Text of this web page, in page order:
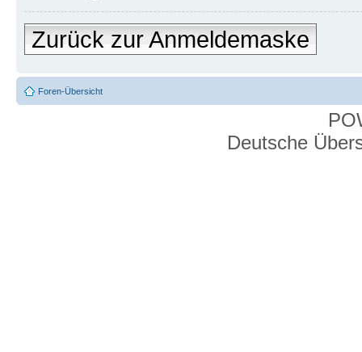
Zurück zur Anmeldemaske
Foren-Übersicht
Deutsche